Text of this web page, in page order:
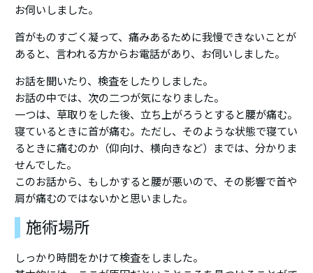
お伺いしました。
首がものすごく凝って、痛みあるために我慢できないことが
あると、言われる方からお電話があり、お伺いしました。
お話を聞いたり、検査をしたりしました。
お話の中では、次の二つが気になりました。
一つは、草取りをした後、立ち上がろうとすると腰が痛む。
寝ているときに首が痛む。ただし、そのような状態で寝てい
るときに痛むのか（仰向け、横向きなど）までは、分かりま
せんでした。
このお話から、もしかすると腰が悪いので、その影響で首や
肩が痛むのではないかと思いました。
施術場所
しっかり時間をかけて検査をしました。